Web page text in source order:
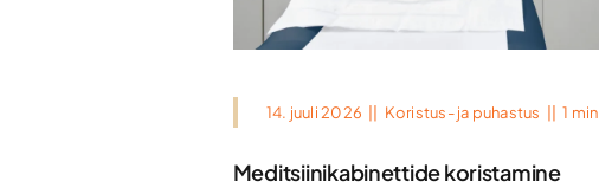
14. juuli 2026 Koristus- ja puhastus 1 min
Meditsiinikabinettide koristamine